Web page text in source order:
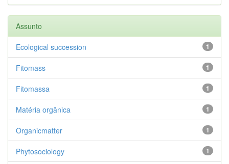
Assunto
1
Ecological succession
1
Fitomass
1
Fitomassa
1
Matéria orgânica
1
Organicmatter
1
Phytosociology